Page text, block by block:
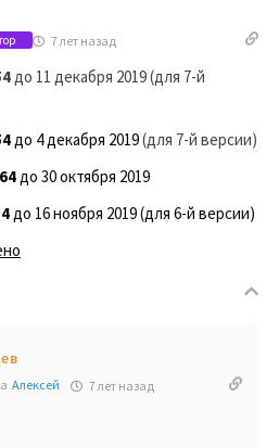
7 лет назад
до 11 декабря 2019 (для 7-й
до 4 декабря 2019(для 7-й версии)
до 30 октября 2019
до 16 ноября 2019 (для 6-й версии)
Алексей 7 лет назад